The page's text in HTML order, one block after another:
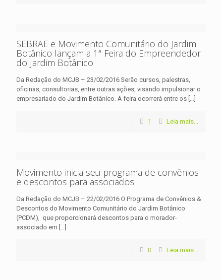
SEBRAE e Movimento Comunitário do Jardim
Botânico lançam a 1ª Feira do Empreendedor
do Jardim Botânico
Da Redação do MCJB – 23/02/2016 Serão cursos, palestras,
oficinas, consultorias, entre outras ações, visando impulsionar o
empresariado do Jardim Botânico. A feira ocorrerá entre os […]
1 Leia mais...
Movimento inicia seu programa de convênios
e descontos para associados
Da Redação do MCJB – 22/02/2016 O Programa de Convênios &
Descontos do Movimento Comunitário do Jardim Botânico
(PCDM), que proporcionará descontos para o morador-
associado em […]
0 Leia mais...